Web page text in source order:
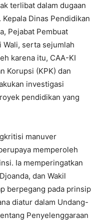
terlibat dalam dugaan
Dinas Pendidikan
Pejabat Pembuat
Wali, serta sejumlah
karena itu, CAA-KI
Korupsi (KPK) dan
investigasi
pendidikan yang
manuver
memperoleh
Ia memperingatkan
dan Wakil
berpegang pada prinsip
diatur dalam Undang-
Penyelenggaraan